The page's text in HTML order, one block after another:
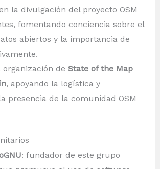
la divulgación del proyecto OSM
fomentando conciencia sobre el
abiertos y la importancia de
de State of the Map
, apoyando la logística y
presencia de la comunidad OSM
: fundador de este grupo